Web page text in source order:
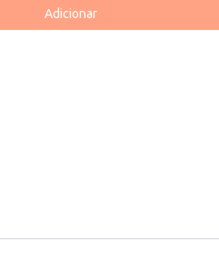
Adicionar